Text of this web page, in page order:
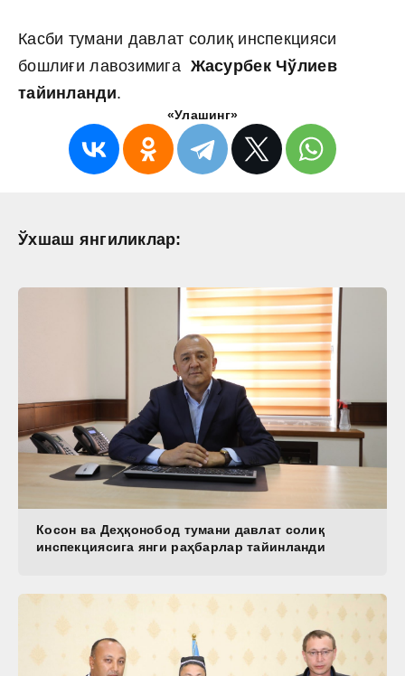
Касби тумани давлат солиқ инспекцияси
бошлиғи лавозимига Жасурбек Чўлиев
тайинланди.
«Улашинг»
Ўхшаш янгиликлар:
Косон ва Деҳқонобод тумани давлат солиқ
инспекциясига янги раҳбарлар тайинланди